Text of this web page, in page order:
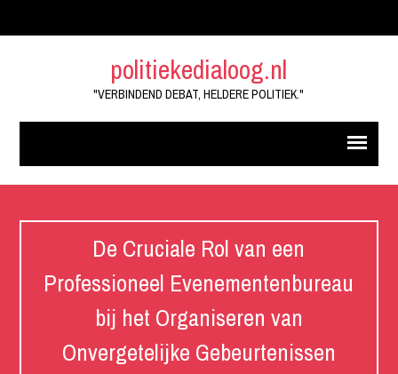
politiekedialoog.nl
"VERBINDEND DEBAT, HELDERE POLITIEK."
De Cruciale Rol van een
Professioneel Evenementenbureau
bij het Organiseren van
Onvergetelijke Gebeurtenissen